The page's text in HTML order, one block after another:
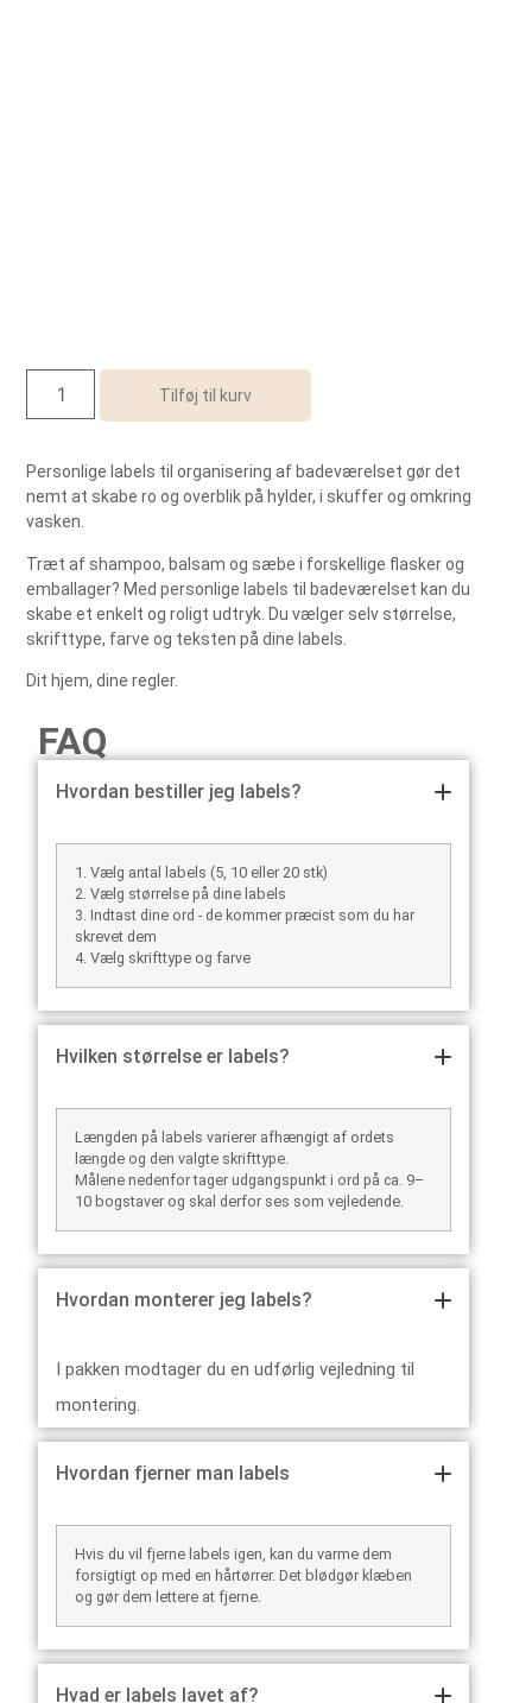
Tilføj til kurv
Personlige labels til organisering af badeværelset gør det
nemt at skabe ro og overblik på hylder, i skuffer og omkring
vasken.
Træt af shampoo, balsam og sæbe i forskellige flasker og
emballager? Med personlige labels til badeværelset kan du
skabe et enkelt og roligt udtryk. Du vælger selv størrelse,
skrifttype, farve og teksten på dine labels.
Dit hjem, dine regler.
FAQ
Hvordan bestiller jeg labels?
1. Vælg antal labels (5, 10 eller 20 stk)
2. Vælg størrelse på dine labels
3. Indtast dine ord - de kommer præcist som du har
skrevet dem
4. Vælg skrifttype og farve
Hvilken størrelse er labels?
Længden på labels varierer afhængigt af ordets
længde og den valgte skrifttype.
Målene nedenfor tager udgangspunkt i ord på ca. 9–
10 bogstaver og skal derfor ses som vejledende.
Hvordan monterer jeg labels?
I pakken modtager du en udførlig vejledning til
montering.
Hvordan fjerner man labels
Hvis du vil fjerne labels igen, kan du varme dem
forsigtigt op med en hårtørrer. Det blødgør klæben
og gør dem lettere at fjerne.
Hvad er labels lavet af?